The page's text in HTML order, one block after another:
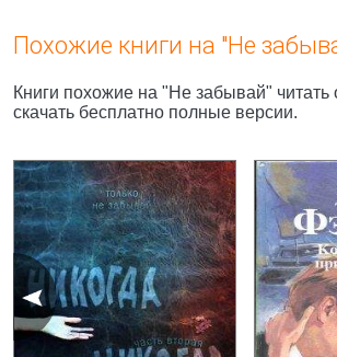
Похожие книги на "Не
Книги похожие на "Не забывай" читать
скачать бесплатно полные версии.